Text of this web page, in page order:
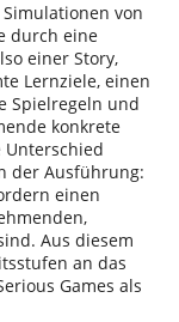
von
durch eine
einer Story,
Lernziele, einen
Spielregeln und
konkrete
der Ausführung:
einen
Aus diesem
an das
Games als